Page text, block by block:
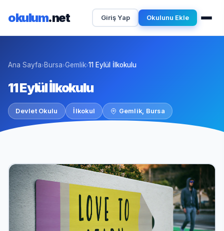
okulum.net Giriş Yap Okulunu Ekle
Ana Sayfa› Bursa›Gemlik›11 Eylül İlkokulu
11 Eylül İlkokulu
Devlet Okulu İlkokul Gemlik, Bursa